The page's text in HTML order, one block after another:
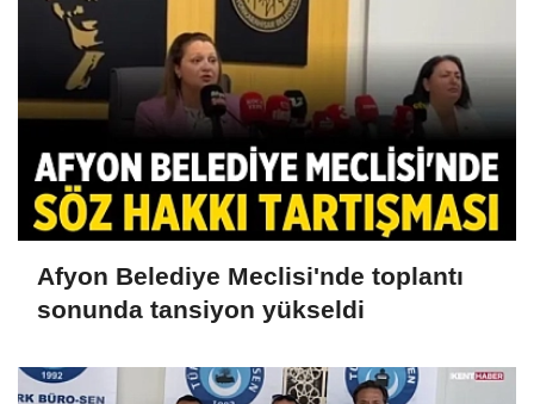
Afyon Belediye Meclisi'nde toplantı
sonunda tansiyon yükseldi